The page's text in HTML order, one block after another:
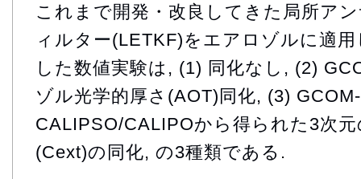
これまで開発・改良してきた局所ア
ィルター(LETKF)をエアロゾルに適
した数値実験は, (1) 同化なし, (2)
ゾル光学的厚さ(AOT)同化, (3)
CALIPSO/CALIPOから得られた3次
(Cext)の同化, の3種類である.